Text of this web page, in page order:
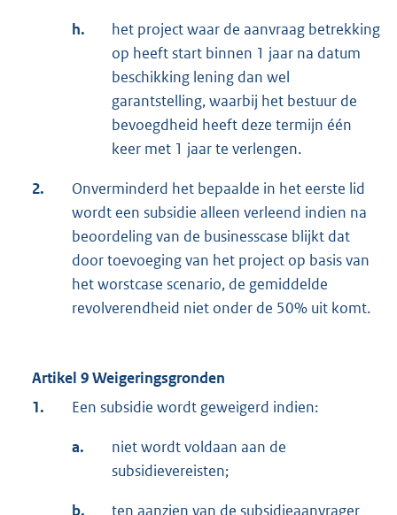
h.
het project waar de aanvraag betrekking
op heeft start binnen 1 jaar na datum
beschikking lening dan wel
garantstelling, waarbij het bestuur de
bevoegdheid heeft deze termijn één
keer met 1 jaar te verlengen.
2.
Onverminderd het bepaalde in het eerste lid
wordt een subsidie alleen verleend indien na
beoordeling van de businesscase blijkt dat
door toevoeging van het project op basis van
het worstcase scenario, de gemiddelde
revolverendheid niet onder de 50% uit komt.
Artikel 9 Weigeringsgronden
1.
Een subsidie wordt geweigerd indien:
a.
niet wordt voldaan aan de
subsidievereisten;
b.
ten aanzien van de subsidieaanvrager